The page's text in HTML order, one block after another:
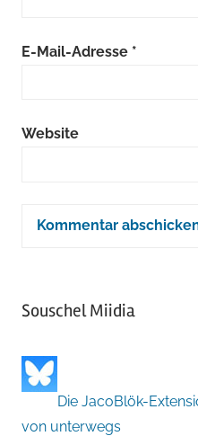
E-Mail-Adresse *
Website
Souschel Miidia
Die JacoBlök-
von unterwegs